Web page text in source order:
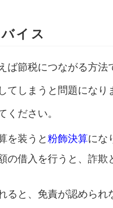
イス
ば節税につながる方法
てしまうと問題になり
ください。
を装うと粉飾決算にな
の借入を行うと、詐欺
ると、免責が認めら